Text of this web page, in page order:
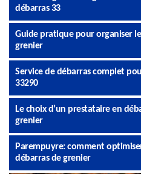
débarras 33
Guide pratique pour organiser
grenier
Service de débarras complet
33290
Le choix d’un prestataire en
grenier
Parempuyre: comment
débarras de grenier